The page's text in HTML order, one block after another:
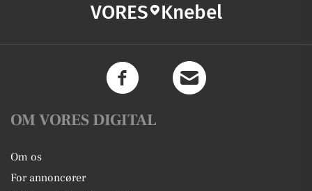
VORES Knebel
OM VORES DIGITAL
Om os
For annoncører